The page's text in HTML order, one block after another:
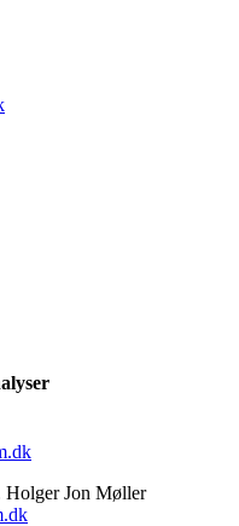
Holger Jon Møller